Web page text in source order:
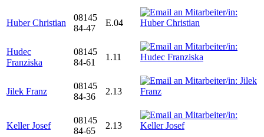
Huber Christian
08145
84-47
E.04
Hudec
Franziska
08145
84-61
1.11
Jilek Franz
08145
84-36
2.13
Keller Josef
08145
84-65
2.13